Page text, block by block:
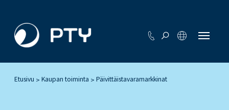
Etusivu > Kaupan toiminta > Päivittäistavaramarkkinat